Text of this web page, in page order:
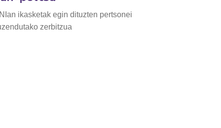
ikasketak egin dituzten pertsonei
zerbitzua